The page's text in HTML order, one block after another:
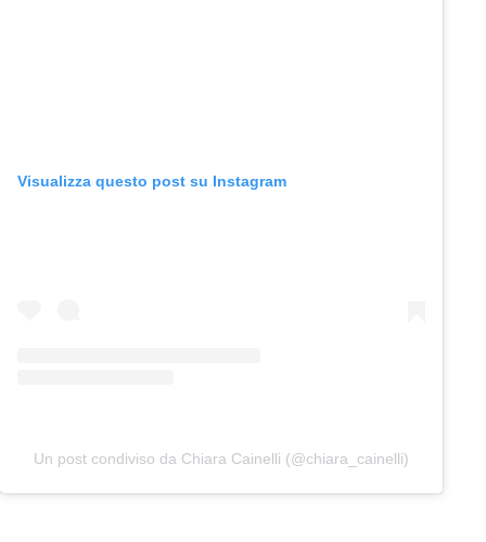
Visualizza questo post su Instagram
Un post condiviso da Chiara Cainelli (@chiara_cainelli)